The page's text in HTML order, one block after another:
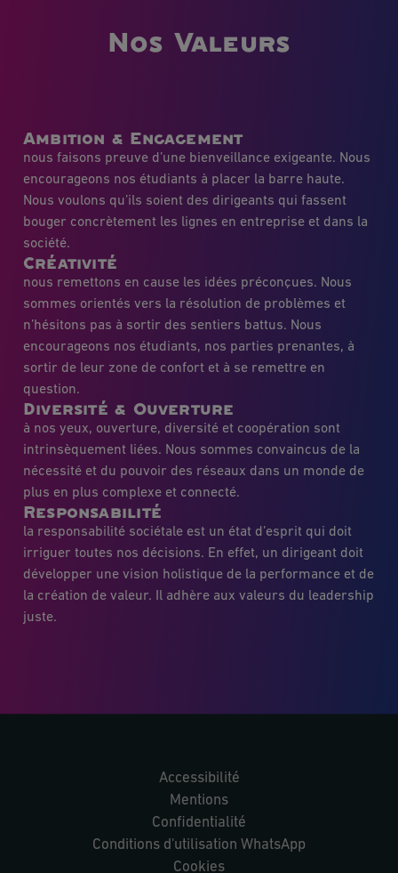
Nos Valeurs
Ambition & Engagement
nous faisons preuve d’une bienveillance exigeante. Nous
encourageons nos étudiants à placer la barre haute.
Nous voulons qu’ils soient des dirigeants qui fassent
bouger concrètement les lignes en entreprise et dans la
société.
Créativité
nous remettons en cause les idées préconçues. Nous
sommes orientés vers la résolution de problèmes et
n’hésitons pas à sortir des sentiers battus. Nous
encourageons nos étudiants, nos parties prenantes, à
sortir de leur zone de confort et à se remettre en
question.
Diversité & Ouverture
à nos yeux, ouverture, diversité et coopération sont
intrinsèquement liées. Nous sommes convaincus de la
nécessité et du pouvoir des réseaux dans un monde de
plus en plus complexe et connecté.
Responsabilité
la responsabilité sociétale est un état d’esprit qui doit
irriguer toutes nos décisions. En effet, un dirigeant doit
développer une vision holistique de la performance et de
la création de valeur. Il adhère aux valeurs du leadership
juste.
Accessibilité
Mentions
Confidentialité
Conditions d'utilisation WhatsApp
Cookies